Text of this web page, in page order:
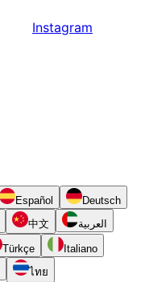
Instagram
Español
Deutsch
中文 العربية
Türkçe
Italiano
ไทย